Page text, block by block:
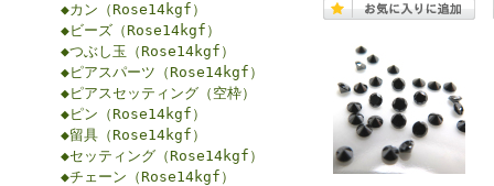
◆カン（Rose14kgf）
◆ビーズ（Rose14kgf）
◆つぶし玉（Rose14kgf）
◆ピアスパーツ（Rose14kgf）
◆ピアスセッティング（空枠）
◆ピン（Rose14kgf）
◆留具（Rose14kgf）
◆セッティング（Rose14kgf）
◆チェーン（Rose14kgf）